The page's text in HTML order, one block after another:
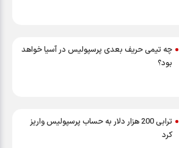
چه تیمی حریف بعدی پرسپولیس در آسیا خواهد
بود؟
ترابی 200 هزار دلار به حساب پرسپولیس واریز
کرد